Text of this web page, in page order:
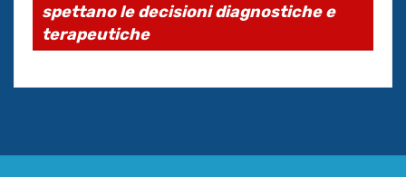
spettano le decisioni diagnostiche e
terapeutiche